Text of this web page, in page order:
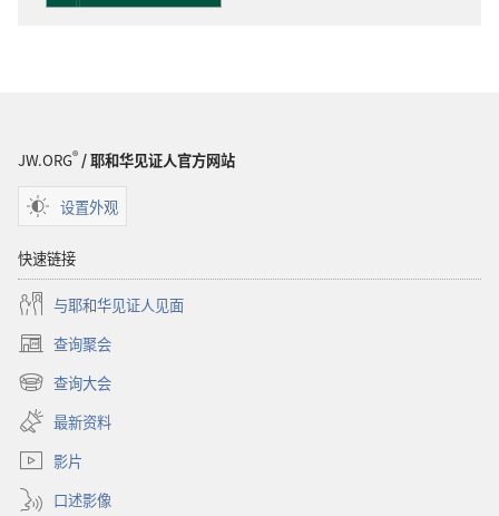
JW.ORG®/ 耶和华见证人官方网站
设置外观
快速链接
与耶和华见证人见面
查询聚会
（打
开
新
窗
口）
查询大会
（打
开
新
窗
最新资料
影片
口述影像